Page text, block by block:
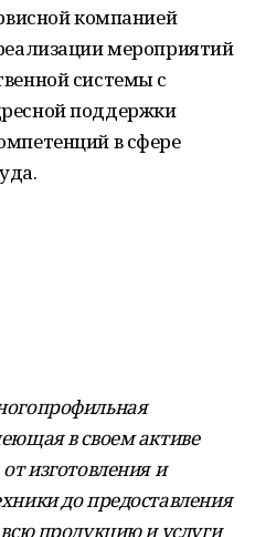
компанией
мероприятий
системы с
поддержки
в сфере
в своем активе
изготовления и
до предоставления
продукцию и услуги